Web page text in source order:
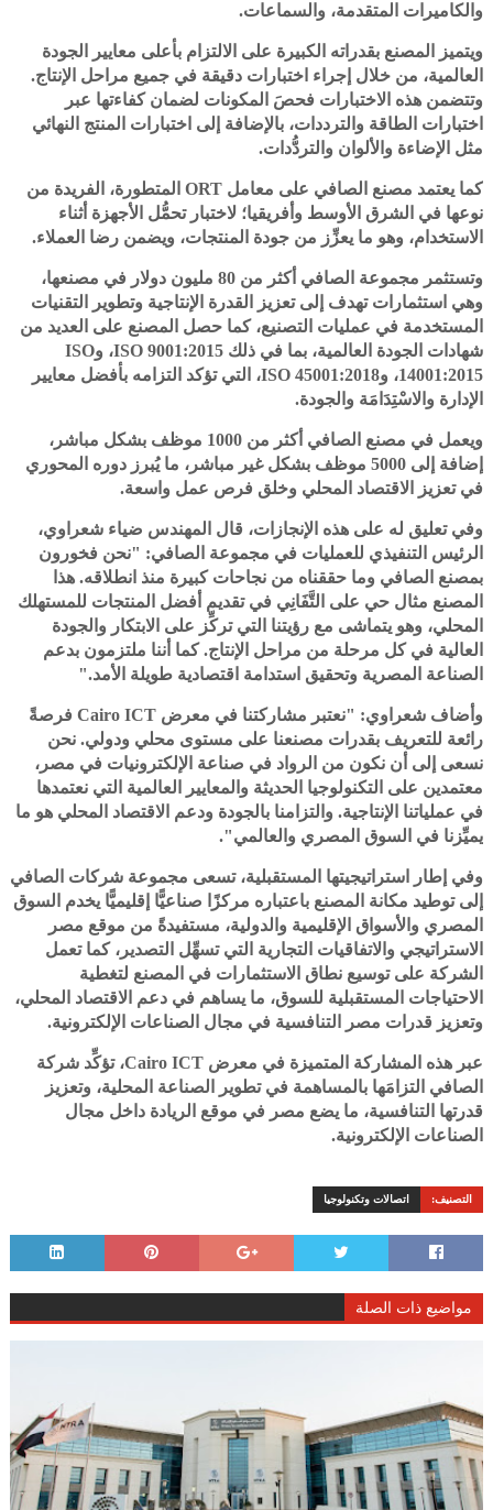
والكاميرات المتقدمة، والسماعات.
ويتميز المصنع بقدراته الكبيرة على الالتزام بأعلى معايير الجودة
العالمية، من خلال إجراء اختبارات دقيقة في جميع مراحل الإنتاج.
وتتضمن هذه الاختبارات فحصَ المكونات لضمان كفاءتها عبر
اختبارات الطاقة والترددات، بالإضافة إلى اختبارات المنتج النهائي
مثل الإضاءة والألوان والتردُّدات.
كما يعتمد مصنع الصافي على معامل ORT المتطورة، الفريدة من
نوعها في الشرق الأوسط وأفريقيا؛ لاختبار تحمُّل الأجهزة أثناء
الاستخدام، وهو ما يعزِّز من جودة المنتجات، ويضمن رضا العملاء.
وتستثمر مجموعة الصافي أكثر من 80 مليون دولار في مصنعها،
وهي استثمارات تهدف إلى تعزيز القدرة الإنتاجية وتطوير التقنيات
المستخدمة في عمليات التصنيع، كما حصل المصنع على العديد من
شهادات الجودة العالمية، بما في ذلك ISO 9001:2015، وISO
14001:2015، وISO 45001:2018، التي تؤكد التزامه بأفضل معايير
الإدارة والاسْتِدَامَة والجودة.
ويعمل في مصنع الصافي أكثر من 1000 موظف بشكل مباشر،
إضافة إلى 5000 موظف بشكل غير مباشر، ما يُبرز دوره المحوري
في تعزيز الاقتصاد المحلي وخلق فرص عمل واسعة.
وفي تعليق له على هذه الإنجازات، قال المهندس ضياء شعراوي،
الرئيس التنفيذي للعمليات في مجموعة الصافي: "نحن فخورون
بمصنع الصافي وما حققناه من نجاحات كبيرة منذ انطلاقه. هذا
المصنع مثال حي على التَّفَانِي في تقديم أفضل المنتجات للمستهلك
المحلي، وهو يتماشى مع رؤيتنا التي تركِّز على الابتكار والجودة
العالية في كل مرحلة من مراحل الإنتاج. كما أننا ملتزمون بدعم
الصناعة المصرية وتحقيق استدامة اقتصادية طويلة الأمد."
وأضاف شعراوي: "نعتبر مشاركتنا في معرض Cairo ICT فرصةً
رائعة للتعريف بقدرات مصنعنا على مستوى محلي ودولي. نحن
نسعى إلى أن نكون من الرواد في صناعة الإلكترونيات في مصر،
معتمدين على التكنولوجيا الحديثة والمعايير العالمية التي نعتمدها
في عملياتنا الإنتاجية. والتزامنا بالجودة ودعم الاقتصاد المحلي هو ما
يميِّزنا في السوق المصري والعالمي".
وفي إطار استراتيجيتها المستقبلية، تسعى مجموعة شركات الصافي
إلى توطيد مكانة المصنع باعتباره مركزًا صناعيًّا إقليميًّا يخدم السوق
المصري والأسواق الإقليمية والدولية، مستفيدةً من موقع مصر
الاستراتيجي والاتفاقيات التجارية التي تسهِّل التصدير، كما تعمل
الشركة على توسيع نطاق الاستثمارات في المصنع لتغطية
الاحتياجات المستقبلية للسوق، ما يساهم في دعم الاقتصاد المحلي،
وتعزيز قدرات مصر التنافسية في مجال الصناعات الإلكترونية.
عبر هذه المشاركة المتميزة في معرض Cairo ICT، تؤكِّد شركة
الصافي التزامَها بالمساهمة في تطوير الصناعة المحلية، وتعزيز
قدرتها التنافسية، ما يضع مصر في موقع الريادة داخل مجال
الصناعات الإلكترونية.
التصنيف: اتصالات وتكنولوجيا
مواضيع ذات الصلة